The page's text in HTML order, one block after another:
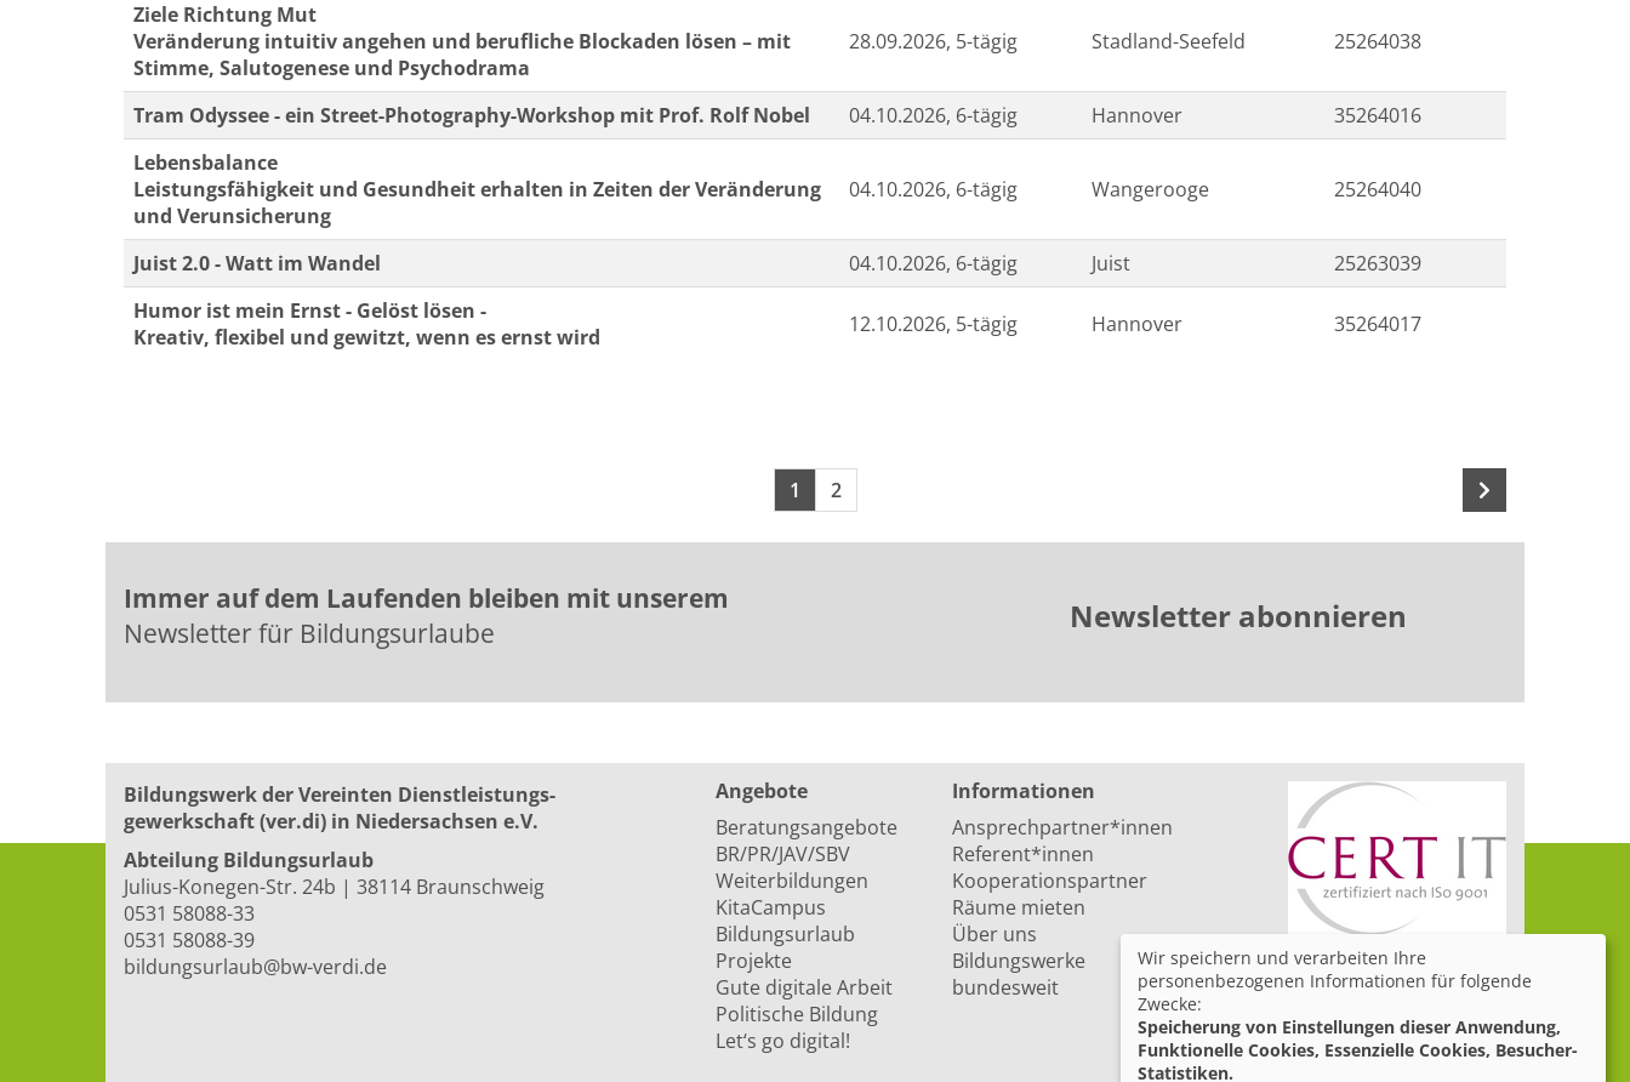
Ziele Richtung Mut
Veränderung intuitiv angehen und berufliche Blockaden lösen – mit
Stimme, Salutogenese und Psychodrama
28.09.2026, 5-tägig Stadland-Seefeld 25264038
Tram Odyssee - ein Street-Photography-Workshop mit Prof. Rolf Nobel 04.10.2026, 6-tägig Hannover
35264016
Lebensbalance
Leistungsfähigkeit und Gesundheit erhalten in Zeiten der Veränderung
und Verunsicherung
04.10.2026, 6-tägig Wangerooge 25264040
Juist 2.0 - Watt im Wandel 04.10.2026, 6-tägig Juist
25263039
Humor ist mein Ernst - Gelöst lösen -
Kreativ, flexibel und gewitzt, wenn es ernst wird
12.10.2026, 5-tägig Hannover 35264017
Seiten blättern
1 2
Immer auf dem Laufenden bleiben mit unserem
Newsletter für Bildungsurlaube
Newsletter abonnieren
Bildungswerk der Vereinten Dienst­leis­tungs­
ge­werk­schaft (ver.di) in Niedersachsen e.V.
Abteilung Bildungsurlaub
Julius-Konegen-Str. 24b | 38114 Braunschweig
0531 58088-33
0531 58088-39
bildungsurlaub@bw-verdi.de
Angebote
Beratungsangebote
BR/PR/JAV/SBV
Weiterbildungen
KitaCampus
Bildungsurlaub
Projekte
Gute digitale Arbeit
Politische Bildung
Let‘s go digital!
Informationen
Ansprechpartner*innen
Referent*innen
Kooperationspartner
Räume mieten
Über uns
Bildungswerke
bundesweit
Wir speichern und verarbeiten Ihre
personenbezogenen Informationen für folgende
Zwecke:
Speicherung von Einstellungen dieser Anwendung,
Funktionelle Cookies, Essenzielle Cookies, Besucher-
Statistiken.